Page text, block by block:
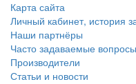
Карта сайта
Личный кабинет, история
Наши партнёры
Часто задаваемые вопросы
Производители
Статьи и новости